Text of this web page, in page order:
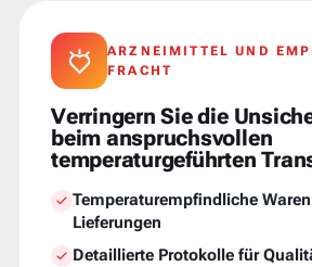
ARZNEIMITTEL UND
FRACHT
Verringern Sie die
beim anspruchsvollen
temperaturgeführten
Temperaturempfindliche
Lieferungen
Detaillierte Protokolle für